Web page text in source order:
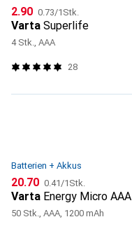
CHF
2.90 CHF
0.73/1Stk.
Varta Superlife
4 Stk., AAA
28
Batterien + Akkus
CHF
20.70 CHF
0.41/1Stk.
Varta Energy Micro AAA
50 Stk., AAA, 1200 mAh